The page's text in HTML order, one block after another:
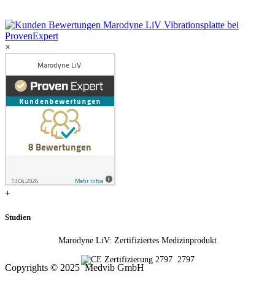
×
+
Studien
Marodyne LiV: Zertifiziertes Medizinprodukt
2797
Copyrights © 2025 Medvib GmbH